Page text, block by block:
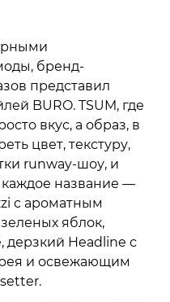
бренд-
представил
BURO. TSUM, где
вкус, а образ, в
цвет, текстуру,
runway-шоу, и
каждое название —
с ароматным
яблок,
дерзкий Headline с
и освежающим